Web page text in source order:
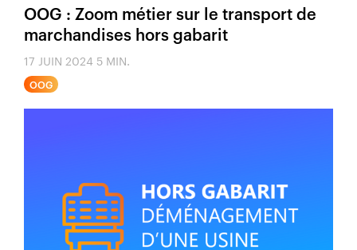
OOG : Zoom métier sur le transport de
marchandises hors gabarit
17 JUIN 2024 5 MIN.
OOG